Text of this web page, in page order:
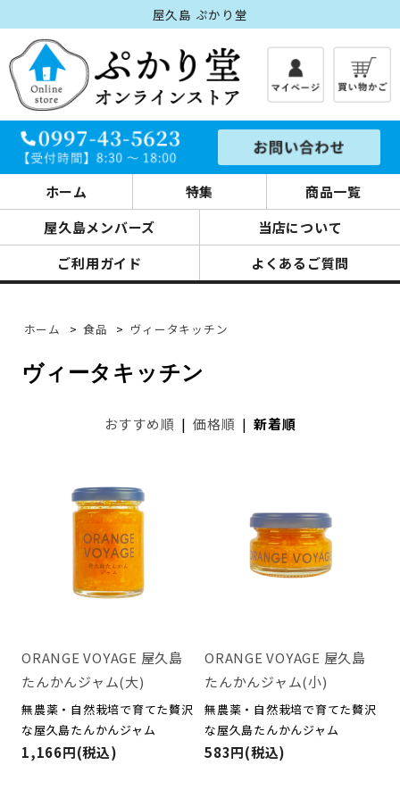
屋久島 ぷかり堂
ホーム 特集
商品一覧
屋久島メンバーズ
当店について
ご利用ガイド
よくあるご質問
ホーム > 食品 > ヴィータキッチン
ヴィータキッチン
おすすめ順 |価格順 |新着順
ORANGE VOYAGE 屋久島
たんかんジャム(大)
無農薬・自然栽培で育てた贅沢
な屋久島たんかんジャム
1,166円(税込)
ORANGE VOYAGE 屋久島
たんかんジャム(小)
無農薬・自然栽培で育てた贅沢
な屋久島たんかんジャム
583円(税込)